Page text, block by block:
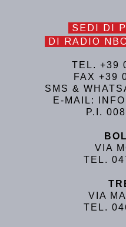
SEDI DI
DI RADIO
TEL. +39
FAX +39
SMS &
E-MAIL:
P.I.
VIA
TEL.
VIA
TEL.